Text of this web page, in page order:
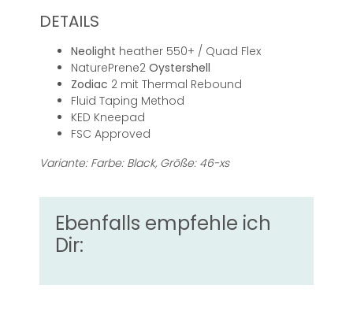
DETAILS
Neolight heather 550+ / Quad Flex
NaturePrene2 Oystershell
Zodiac 2 mit Thermal Rebound
Fluid Taping Method
KED Kneepad
FSC Approved
Variante: Farbe: Black, Größe: 46-xs
Ebenfalls empfehle ich
Dir: